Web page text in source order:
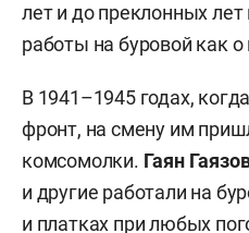
лет и до преклонных
работы на буровой как
В 1941–1945 годах,
фронт, на смену им
комсомолки. Гаян
и другие работали на
и платках при любых